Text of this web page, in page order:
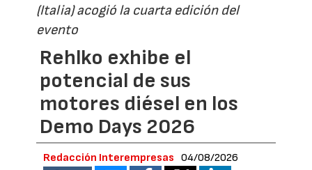
(Italia) acogió la cuarta edición del
evento
Rehlko exhibe el
potencial de sus
motores diésel en los
Demo Days 2026
Redacción Interempresas 04/08/2026